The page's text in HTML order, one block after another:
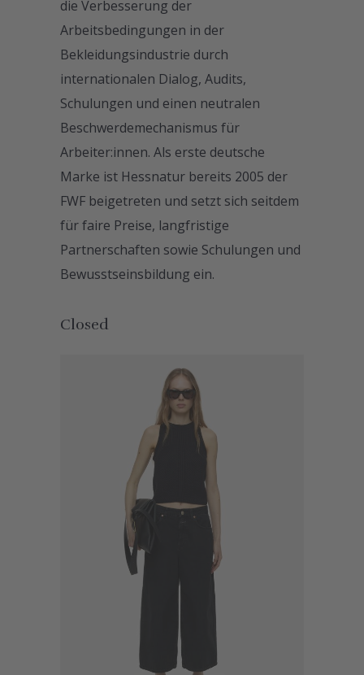
die Verbesserung der
Arbeitsbedingungen in der
Bekleidungsindustrie durch
internationalen Dialog, Audits,
Schulungen und einen neutralen
Beschwerdemechanismus für
Arbeiter:innen. Als erste deutsche
Marke ist Hessnatur bereits 2005 der
FWF beigetreten und setzt sich seitdem
für faire Preise, langfristige
Partnerschaften sowie Schulungen und
Bewusstseinsbildung ein.
Closed